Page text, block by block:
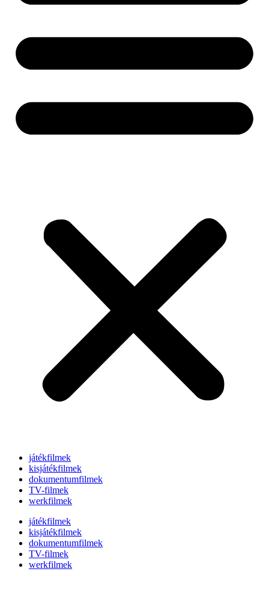
játékfilmek
kisjátékfilmek
dokumentumfilmek
TV-filmek
werkfilmek
játékfilmek
kisjátékfilmek
dokumentumfilmek
TV-filmek
werkfilmek